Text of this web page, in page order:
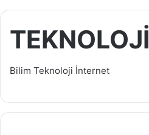
TEKNOLOJİ
Bilim Teknoloji İnternet